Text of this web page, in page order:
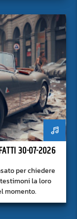
30-07-2026
per chiedere
la loro
momento.